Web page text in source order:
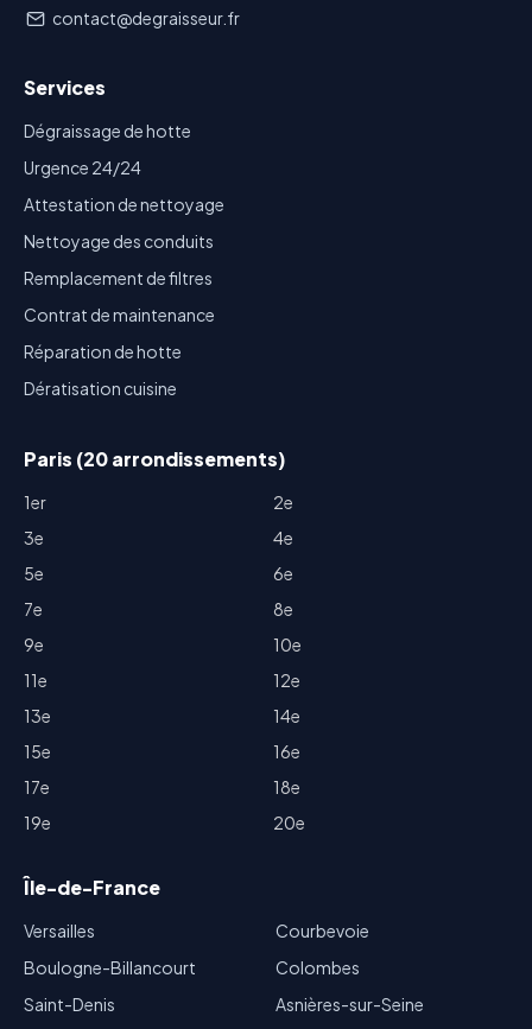
contact@degraisseur.fr
Services
Dégraissage de hotte
Urgence 24/24
Attestation de nettoyage
Nettoyage des conduits
Remplacement de filtres
Contrat de maintenance
Réparation de hotte
Dératisation cuisine
Paris (20 arrondissements)
1er
2e
3e
4e
5e
6e
7e
8e
9e
10e
11e
12e
13e
14e
15e
16e
17e
18e
19e
20e
Île-de-France
Versailles
Boulogne-Billancourt
Saint-Denis
Courbevoie
Colombes
Asnières-sur-Seine